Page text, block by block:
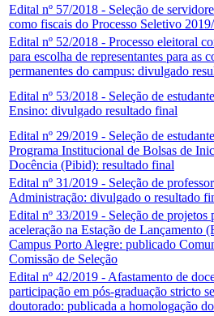
Edital nº 57/2018 - Seleção de
como fiscais do Processo Seletivo
Edital nº 52/2018 - Processo eleitoral
para escolha de representantes para as
permanentes do campus: divulgado
Edital nº 53/2018 - Seleção de
Ensino: divulgado resultado final
Edital nº 29/2019 - Seleção de
Programa Institucional de Bolsas de
Docência (Pibid): resultado final
Edital nº 31/2019 - Seleção de
Administração: divulgado o resultado
Edital nº 33/2019 - Seleção de projetos
aceleração na Estação de Lançamento
Campus Porto Alegre: publicado
Comissão de Seleção
Edital nº 42/2019 - Afastamento de
participação em pós-graduação stricto
doutorado: publicada a homologação